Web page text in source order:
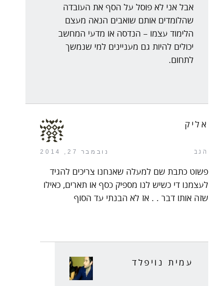
אבל אני לא פוסל על הסף את העובדה
שהלומדים אותם שואבים הנאה מעצם
הלימוד עצמו – הנדסה או מדעי המחשב
יכולים להיות גם מעניינים למי שנמשך
לתחום.
הגב נובמבר 27, 2014
אליק
פשוט כתבת שם למעלה שאנחנו צריכים להגיד
לעצמנו די כשיש לנו מספיק כסף או תארים, כאילו
שזה אותו דבר . . אז לא הבנתי עד הסוף
עמית נויפלד